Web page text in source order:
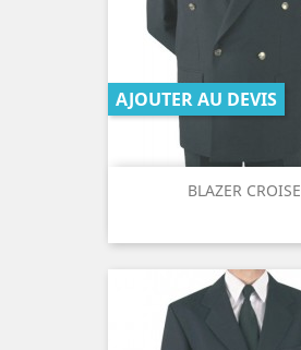
BLAZER CROISE
AJOUTER AU DEVIS